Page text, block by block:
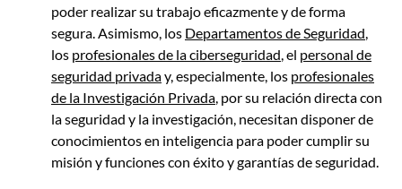
poder realizar su trabajo eficazmente y de forma
segura. Asimismo, los Departamentos de Seguridad
los profesionales de la ciberseguridad , el personal de
seguridad privaday, especialmente, los profesionales
de la Investigación Privada , por su relación directa con
la seguridad y la investigación, necesitan disponer de
conocimientos en inteligencia para poder cumplir su
misión y funciones con éxito y garantías de seguridad.